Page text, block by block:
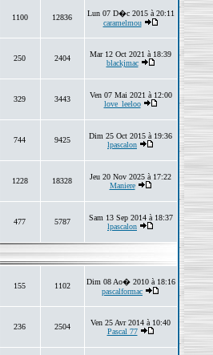
1100 12836
Lun 07 D�c 2015 à 20:11
caramelmou
250 2404
Mar 12 Oct 2021 à 18:39
blackjmac
329 3443
Ven 07 Mai 2021 à 12:00
love_leeloo
744 9425
Dim 25 Oct 2015 à 19:36
lpascalon
1228 18328
Jeu 20 Nov 2025 à 17:22
Maniere
477 5787
Sam 13 Sep 2014 à 18:37
lpascalon
155 1102
Dim 08 Ao� 2010 à 18:16
pascalformac
236 2504
Ven 25 Avr 2014 à 10:40
Pascal 77